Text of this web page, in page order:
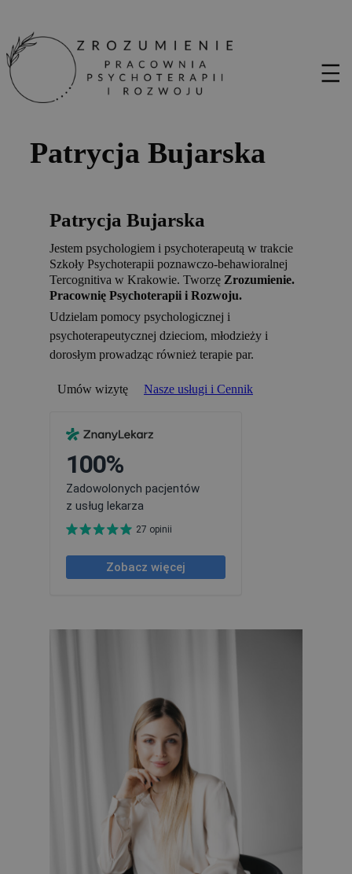
Patrycja Bujarska
Patrycja Bujarska
Jestem psychologiem i psychoterapeutą w trakcie
Szkoły Psychoterapii poznawczo-behawioralnej
Tercognitiva w Krakowie. Tworzę Zrozumienie.
Pracownię Psychoterapii i Rozwoju.
Udzielam pomocy psychologicznej i
psychoterapeutycznej dzieciom, młodzieży i
dorosłym prowadząc również terapie par.
Umów wizytę Nasze usługi i Cennik